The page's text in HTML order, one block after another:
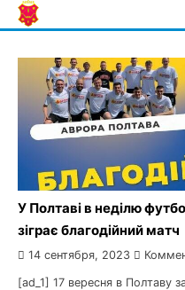
Skip
to
У Полтаві в неділю
зіграє благодійний матч
14 сентября, 2023
[ad_1] 17 вересня в Полтаву